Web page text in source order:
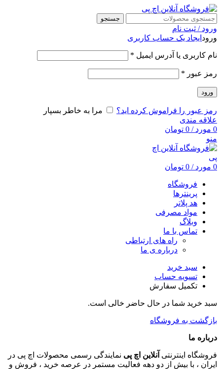
جستجو
ورود / ثبت نام
ورود ایجاد یک حساب کاربری
نام کاربری یا آدرس ایمیل *
رمز عبور *
ورود
رمز عبور را فراموش کرده اید؟
مرا به خاطر بسپار
علاقه مندی
0 مورد /
0 تومان
منو
0 مورد /
0 تومان
فروشگاه
پرینترها
هد پلاتر
مواد مصرفی
وبلاگ
تماس با ما
راه های ارتباطی
درباره ی ما
سبد خرید
تسویه حساب
تکمیل سفارش
سبد خرید شما در حال حاضر خالی است.
بازگشت به فروشگاه
درباره ما
فروشگاه اینترنتی آنلاین اچ پی نمایندگی رسمی محصولات اچ پی در
ایران ، با بیش از دو دهه فعالیت مستمر در عرصه خرید ، فروش و